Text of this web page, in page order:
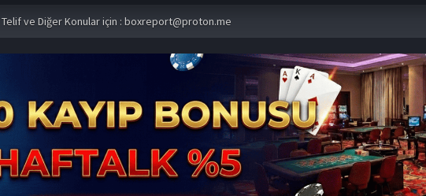
Telif ve Diğer Konular için : boxreport@proton.me